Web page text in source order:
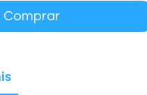
Comprar